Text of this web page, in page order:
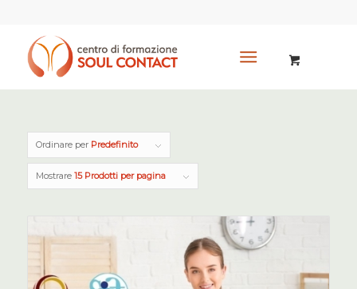
Ordinare per Predefinito
Mostrare 15 Prodotti per pagina